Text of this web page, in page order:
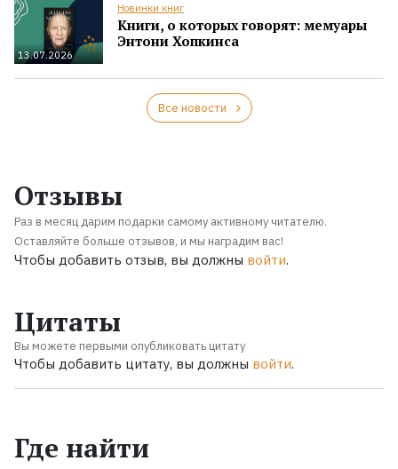
13.07.2026
Новинки книг
Книги, о которых говорят: мемуары
Энтони Хопкинса
Все новости
Отзывы
Раз в месяц дарим подарки самому активному читателю.
Оставляйте больше отзывов, и мы наградим вас!
Чтобы добавить отзыв, вы должны войти.
Цитаты
Вы можете первыми опубликовать цитату
Чтобы добавить цитату, вы должны войти.
Где найти